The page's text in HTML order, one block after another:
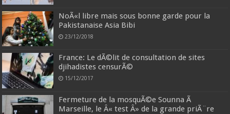
NoÃ«l libre mais sous bonne garde pour la
Pakistanaise Asia Bibi
23/12/2018
France: Le dÃ©lit de consultation de sites
djihadistes censurÃ©
15/12/2017
Fermeture de la mosquÃ©e Sounna Ã
Marseille, le Â« test Â» de la grande priÃ¨re